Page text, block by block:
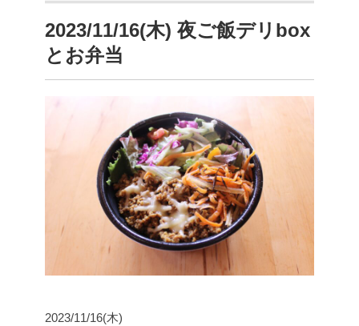
2023/11/16(木) 夜ご飯デリbox
とお弁当
2023/11/16(木)